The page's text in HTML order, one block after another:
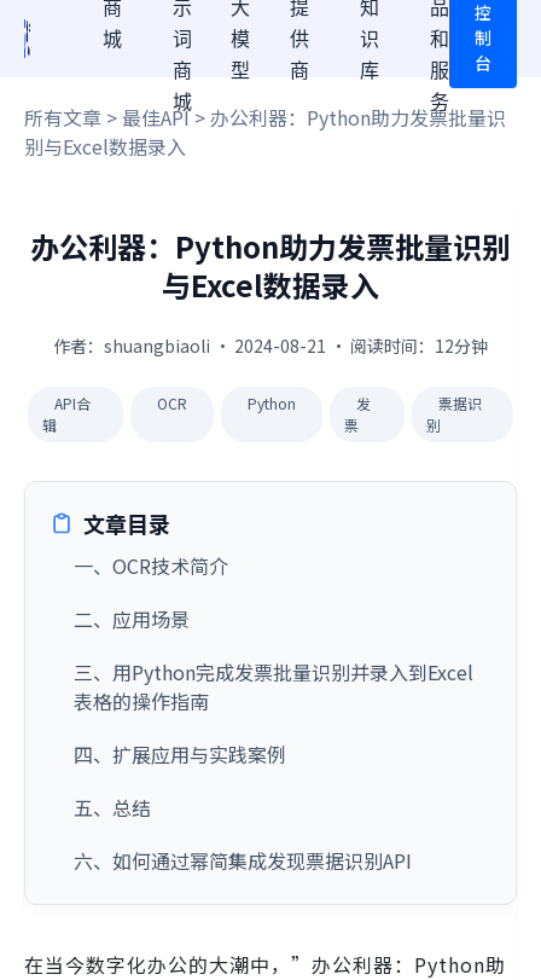
商
城
示
词
商
城
大
模
型
提
供
商
知
识
库
品
和
服
务
控
制
台
所有文章 > 最佳API> 办公利器：Python助力发票批量识
别与Excel数据录入
办公利器：Python助力发票批量识别
与Excel数据录入
作者：shuangbiaoli · 2024-08-21 · 阅读时间：12分钟
API合
辑
OCR Python
发
票
票据识
别
文章目录
一、OCR技术简介
二、应用场景
三、用Python完成发票批量识别并录入到Excel
表格的操作指南
四、扩展应用与实践案例
五、总结
六、如何通过幂简集成发现票据识别API
在当今数字化办公的大潮中，”办公利器：Python助